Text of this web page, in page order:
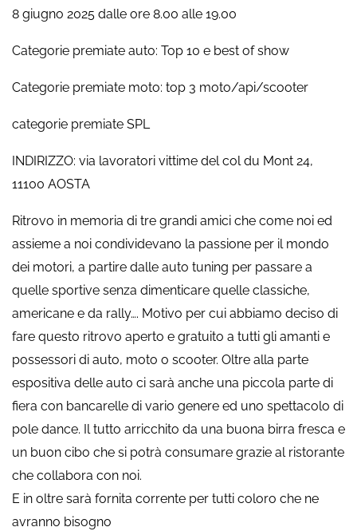
8 giugno 2025 dalle ore 8.00 alle 19.00
Categorie premiate auto: Top 10 e best of show
Categorie premiate moto: top 3 moto/api/scooter
categorie premiate SPL
INDIRIZZO: via lavoratori vittime del col du Mont 24,
11100 AOSTA
Ritrovo in memoria di tre grandi amici che come noi ed
assieme a noi condividevano la passione per il mondo
dei motori, a partire dalle auto tuning per passare a
quelle sportive senza dimenticare quelle classiche,
americane e da rally…. Motivo per cui abbiamo deciso di
fare questo ritrovo aperto e gratuito a tutti gli amanti e
possessori di auto, moto o scooter. Oltre alla parte
espositiva delle auto ci sarà anche una piccola parte di
fiera con bancarelle di vario genere ed uno spettacolo di
pole dance. Il tutto arricchito da una buona birra fresca e
un buon cibo che si potrà consumare grazie al ristorante
che collabora con noi.
E in oltre sarà fornita corrente per tutti coloro che ne
avranno bisogno